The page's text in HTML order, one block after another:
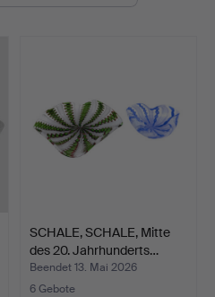
SCHALE, SCHALE, Mitte
des 20. Jahrhunderts…
Beendet 13. Mai 2026
6 Gebote